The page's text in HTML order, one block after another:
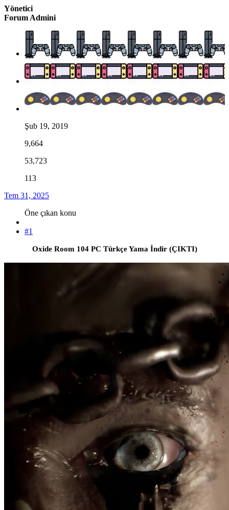
Yönetici
Forum Admini
Şub 19, 2019
9,664
53,723
113
Tem 31, 2025
Öne çıkan konu
#1
Oxide Room 104 PC Türkçe Yama İndir (ÇIKTI)